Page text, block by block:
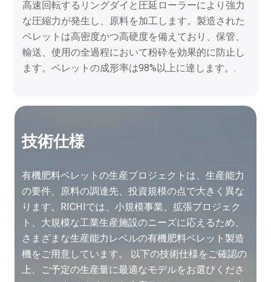
このシステムにより、本装置は長時間の生産サイク
ルにおいて、高負荷下でも安定した連続運転を維持
することができます。さらに、ダイレクトギア駆動
方式を採用することで、運転時の騒音や装置の振動
を効果的に低減します。.
技術仕様
有機肥料ペレットの生産プロジェクトは、生産能力
の要件、原料の調達先、投資規模の点で大きく異な
ります。RICHIでは、小規模事業、拡張プロジェク
ト、大規模な工業生産施設のニーズに応えるため、
さまざまな生産能力レベルの有機肥料ペレット製造
機をご用意しています。 以下の技術仕様をご確認の
上、ご予定の生産量に最適なモデルをお選びくださ